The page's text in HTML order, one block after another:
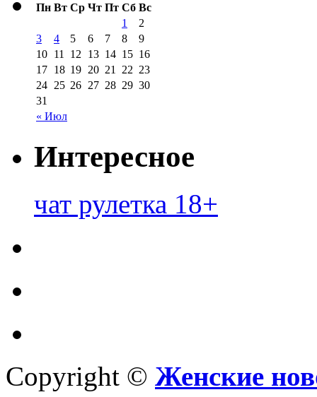
Пн Вт Ср Чт Пт Сб Вс
« Июл
1
2
3
4 5 6 7 8
9
10 11 12 13 14 15 16
17 18 19 20 21 22 23
24 25 26 27 28 29 30
31
Интересное
чат рулетка 18+
Copyright © Женские